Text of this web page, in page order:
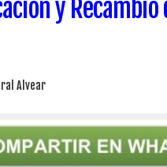
y Recambio
Alvear